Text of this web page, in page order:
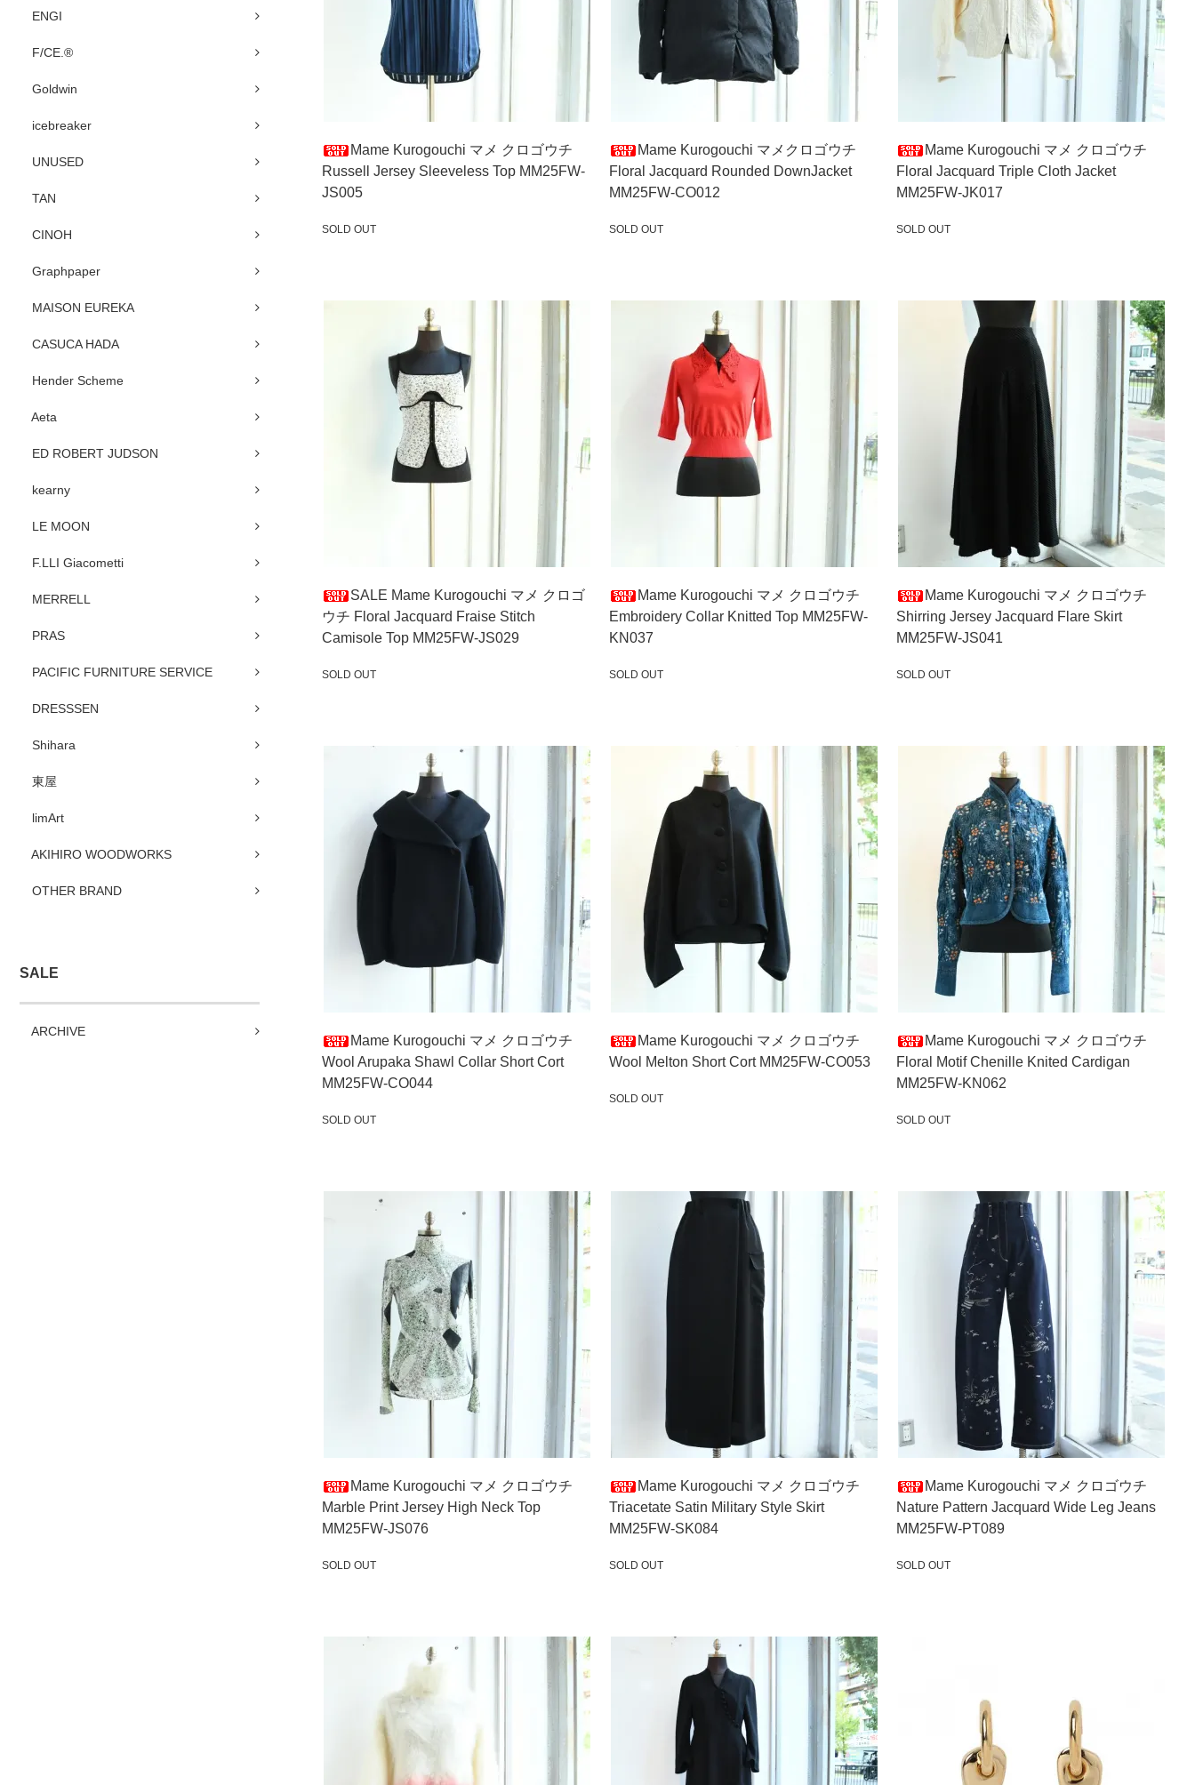
ENGI
F/CE.®
Goldwin
icebreaker
UNUSED
TAN
CINOH
Graphpaper
MAISON EUREKA
CASUCA HADA
Hender Scheme
Aeta
ED ROBERT JUDSON
kearny
LE MOON
F.LLI Giacometti
MERRELL
PRAS
PACIFIC FURNITURE SERVICE
DRESSSEN
Shihara
東屋
limArt
AKIHIRO WOODWORKS
OTHER BRAND
SALE
ARCHIVE
Mame Kurogouchi マメ クロゴウチ
Russell Jersey Sleeveless Top MM25FW-
JS005
SOLD OUT
Mame Kurogouchi マメクロゴウチ
Floral Jacquard Rounded DownJacket
MM25FW-CO012
SOLD OUT
Mame Kurogouchi マメ クロゴウチ
Floral Jacquard Triple Cloth Jacket
MM25FW-JK017
SOLD OUT
SALE Mame Kurogouchi マメ クロゴ
ウチ Floral Jacquard Fraise Stitch
Camisole Top MM25FW-JS029
SOLD OUT
Mame Kurogouchi マメ クロゴウチ
Embroidery Collar Knitted Top MM25FW-
KN037
SOLD OUT
Mame Kurogouchi マメ クロゴウチ
Shirring Jersey Jacquard Flare Skirt
MM25FW-JS041
SOLD OUT
Mame Kurogouchi マメ クロゴウチ
Wool Arupaka Shawl Collar Short Cort
MM25FW-CO044
SOLD OUT
Mame Kurogouchi マメ クロゴウチ
Wool Melton Short Cort MM25FW-CO053
SOLD OUT
Mame Kurogouchi マメ クロゴウチ
Floral Motif Chenille Knited Cardigan
MM25FW-KN062
SOLD OUT
Mame Kurogouchi マメ クロゴウチ
Marble Print Jersey High Neck Top
MM25FW-JS076
SOLD OUT
Mame Kurogouchi マメ クロゴウチ
Triacetate Satin Military Style Skirt
MM25FW-SK084
SOLD OUT
Mame Kurogouchi マメ クロゴウチ
Nature Pattern Jacquard Wide Leg Jeans
MM25FW-PT089
SOLD OUT